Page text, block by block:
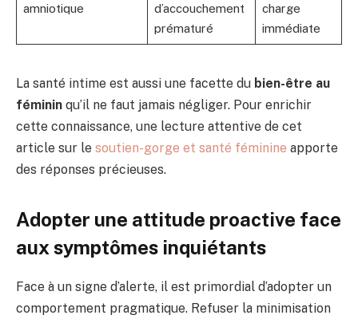
amniotique
d’accouchement
prématuré
charge
immédiate
La santé intime est aussi une facette du bien-être au
féminin qu’il ne faut jamais négliger. Pour enrichir
cette connaissance, une lecture attentive de cet
article sur le soutien-gorge et santé féminine apporte
des réponses précieuses.
Adopter une attitude proactive face
aux symptômes inquiétants
Face à un signe d’alerte, il est primordial d’adopter un
comportement pragmatique. Refuser la minimisation